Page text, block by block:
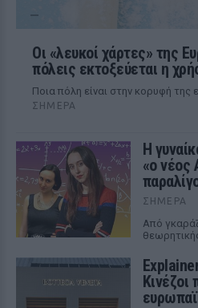
Οι «λευκοί χάρτες» της
πόλεις εκτοξεύεται η
Ποια πόλη είναι στην κορυφή της
ΣΉΜΕΡΑ
Η
«ο νέος
ΣΉΜΕΡΑ
Από
Κινέζοι